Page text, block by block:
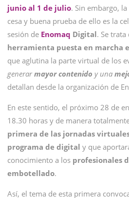
junio al 1 de julio. Sin embargo,
cesa y buena prueba de ello es la
sesión de Enomaq Digital. Se trata
herramienta puesta en marcha
que aglutina la parte virtual de los
generarmayor contenido y una
detallan desde la organización de
En este sentido, el próximo 28 de
18.30 horas y de manera
primera de las jornadas
programa de digital y que
conocimiento a los profesionales
embotellado.
Así, el tema de esta primera